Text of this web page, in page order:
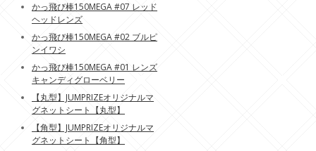
かっ飛び棒150MEGA #07 レッド
ヘッドレンズ
かっ飛び棒150MEGA #02 ブルピ
ンイワシ
かっ飛び棒150MEGA #01 レンズ
キャンディグローベリー
【丸型】JUMPRIZEオリジナルマ
グネットシート【丸型】
【角型】JUMPRIZEオリジナルマ
グネットシート【角型】